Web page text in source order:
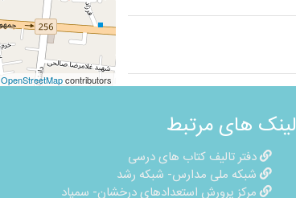
OpenStreetMapcontributors
لینک های مرتبط
دفتر تالیف کتاب های درسی
شبکه ملی مدارس- شبکه رشد
مرکز پرورش استعدادهای درخشان- سمپاد